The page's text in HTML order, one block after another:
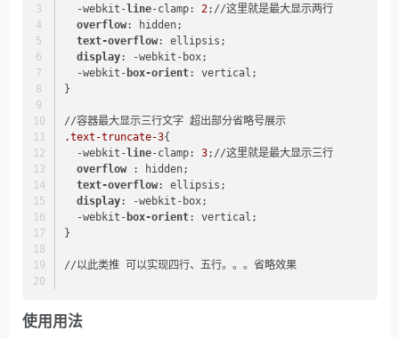
  -webkit-
line-clamp: 2;//这里就是最大显示两行
overflow: hidden;
text-overflow: ellipsis;
display: -webkit-box;
  -webkit-
box-orient: vertical;
}
//容器最大显示三行文字 超出部分省略号展示
.text-truncate-3{
  -webkit-
line-clamp: 3;//这里就是最大显示三行
overflow : hidden;
text-overflow: ellipsis;
display: -webkit-box;
  -webkit-
box-orient: vertical;
}
//以此类推 可以实现四行、五行。。。省略效果
使用用法